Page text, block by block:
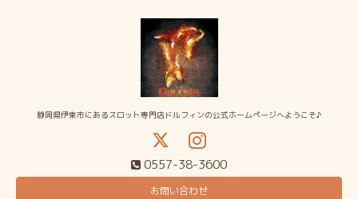
静岡県伊東市にあるスロット専門店ドルフィンの公式ホームページへようこそ♪
0557-38-3600
お問い合わせ